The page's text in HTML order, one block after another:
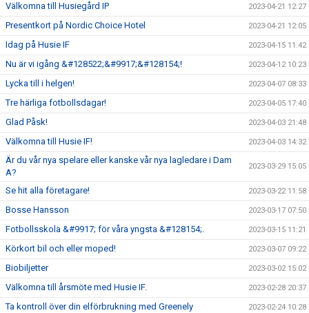
Välkomna till Husiegård IP 2023-04-21 12:27
Presentkort på Nordic Choice Hotel 2023-04-21 12:05
Idag på Husie IF 2023-04-15 11:42
Nu är vi igång &#128522;&#9917;&#128154;! 2023-04-12 10:23
Lycka till i helgen! 2023-04-07 08:33
Tre härliga fotbollsdagar! 2023-04-05 17:40
Glad Påsk! 2023-04-03 21:48
Välkomna till Husie IF! 2023-04-03 14:32
Är du vår nya spelare eller kanske vår nya lagledare i Dam
A?
2023-03-29 15:05
Se hit alla företagare! 2023-03-22 11:58
Bosse Hansson 2023-03-17 07:50
Fotbollsskola &#9917; för våra yngsta &#128154;. 2023-03-15 11:21
Körkort bil och eller moped! 2023-03-07 09:22
Biobiljetter 2023-03-02 15:02
Välkomna till årsmöte med Husie IF. 2023-02-28 20:37
Ta kontroll över din elförbrukning med Greenely 2023-02-24 10:28